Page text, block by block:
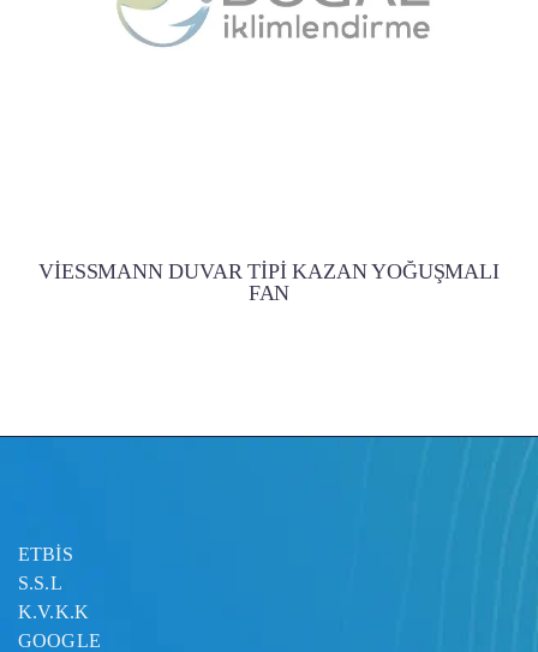
VİESSMANN DUVAR TİPİ KAZAN YOĞUŞMALI
FAN
ETBİS
S.S.L
K.V.K.K
GOOGLE